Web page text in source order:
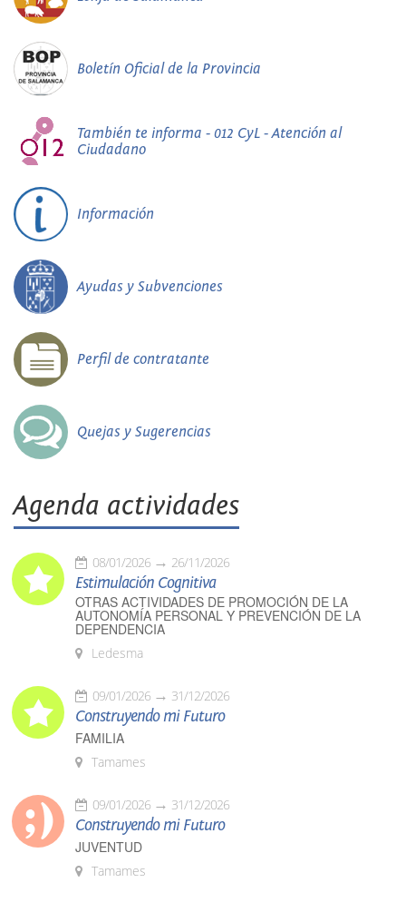
Boletín Oficial de la Provincia
También te informa - 012 CyL - Atención al
Ciudadano
Información
Ayudas y Subvenciones
Perfil de contratante
Quejas y Sugerencias
Agenda actividades
08/01/2026 26/11/2026
Estimulación Cognitiva
OTRAS ACTIVIDADES DE PROMOCIÓN DE LA
AUTONOMÍA PERSONAL Y PREVENCIÓN DE LA
DEPENDENCIA
Ledesma
09/01/2026 31/12/2026
Construyendo mi Futuro
FAMILIA
Tamames
09/01/2026 31/12/2026
Construyendo mi Futuro
JUVENTUD
Tamames